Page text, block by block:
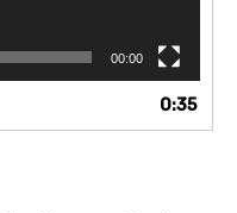
00:00
0:35